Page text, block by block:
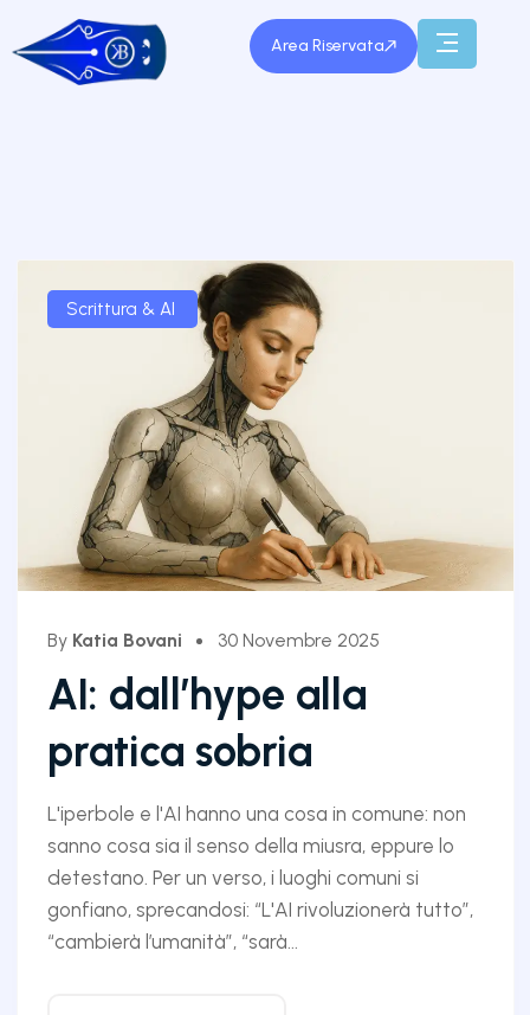
Area Riservata
Scrittura & AI
By Katia Bovani 30 Novembre 2025
AI: dall’hype alla
pratica sobria
L'iperbole e l'AI hanno una cosa in comune: non
sanno cosa sia il senso della miusra, eppure lo
detestano. Per un verso, i luoghi comuni si
gonfiano, sprecandosi: “L'AI rivoluzionerà tutto”,
“cambierà l’umanità”, “sarà...